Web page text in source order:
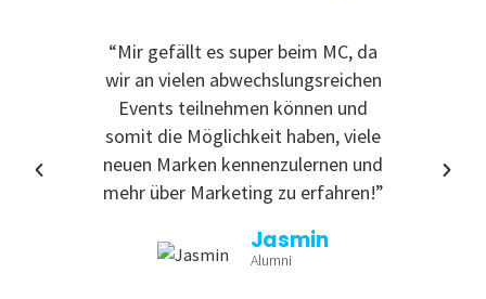
“Mir gefällt es super beim MC, da
wir an vielen abwechslungsreichen
Events teilnehmen können und
somit die Möglichkeit haben, viele
neuen Marken kennenzulernen und
mehr über Marketing zu erfahren!”
Jasmin
Alumni